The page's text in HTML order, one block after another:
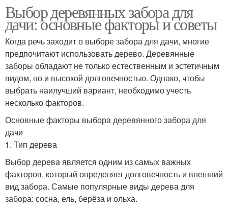
Выбор деревянных забора для
дачи: основные факторы и советы
Когда речь заходит о выборе забора для дачи, многие
предпочитают использовать дерево. Деревянные
заборы обладают не только естественным и эстетичным
видом, но и высокой долговечностью. Однако, чтобы
выбрать наилучший вариант, необходимо учесть
несколько факторов.
Основные факторы выбора деревянного забора для
дачи
1. Тип дерева
Выбор дерева является одним из самых важных
факторов, который определяет долговечность и внешний
вид забора. Самые популярные виды дерева для
забора: сосна, ель, берёза и ольха.